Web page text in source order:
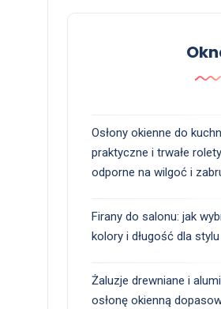
Osłony okienne do
praktyczne i trwałe
odporne na wilgoć i
Firany do salonu: jak
kolory i długość dla
Żaluzje drewniane i
osłonę okienną